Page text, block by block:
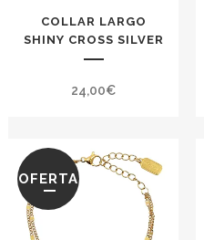
COLLAR LARGO
SHINY CROSS SILVER
24,00€
OFERTA